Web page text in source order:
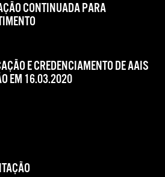
CONTINUADA PARA
E CREDENCIAMENTO DE AAIS
EM 16.03.2020